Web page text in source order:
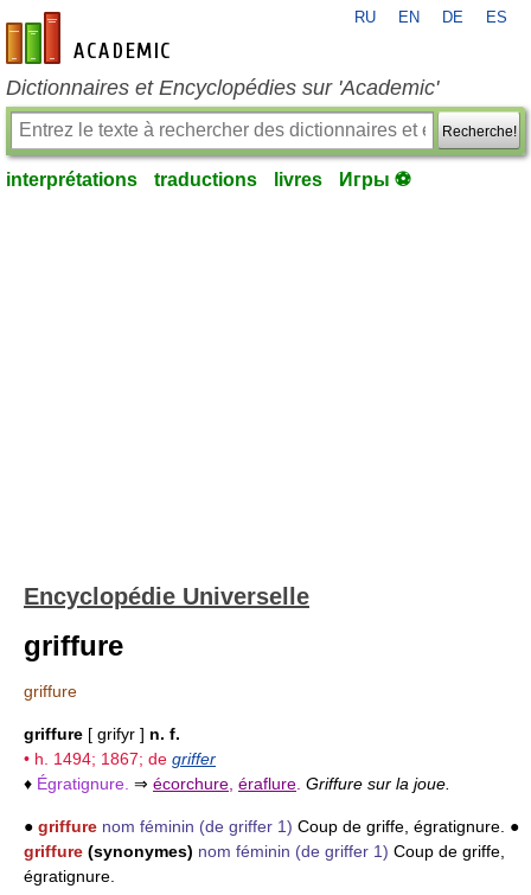
fr-academic.com
RU EN DE ES
Dictionnaires et Encyclopédies sur 'Academic'
Recherche!
interprétations traductions livres Игры ⚽
Encyclopédie Universelle
griffure
griffure
griffure [ grifyr ] n. f.
• h. 1494; 1867; de griffer
♦ Égratignure. ⇒ écorchure éraflure Griffure sur la joue.
● griffure nom féminin (de griffer 1) Coup de griffe, égratignure. ●
griffure (synonymes) nom féminin (de griffer 1) Coup de griffe,
égratignure.